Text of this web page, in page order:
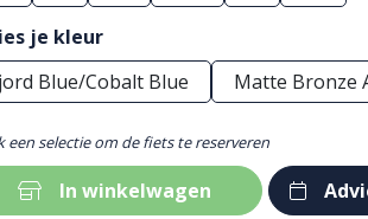
je kleur
Blue/Cobalt Blue
Matte Bronze
een selectie om de fiets te reserveren
In winkelwagen